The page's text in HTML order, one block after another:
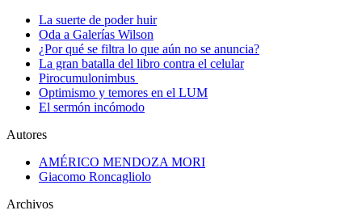
La suerte de poder huir
Oda a Galerías Wilson
¿Por qué se filtra lo que aún no se anuncia?
La gran batalla del libro contra el celular
Pirocumulonimbus
Optimismo y temores en el LUM
El sermón incómodo
Autores
AMÉRICO MENDOZA MORI
Giacomo Roncagliolo
Archivos